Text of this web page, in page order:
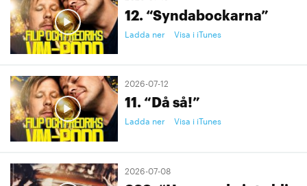
12. “Syndabockarna”
Ladda ner Visa i iTunes
2026-07-12
11. “Då så!”
Ladda ner Visa i iTunes
2026-07-08